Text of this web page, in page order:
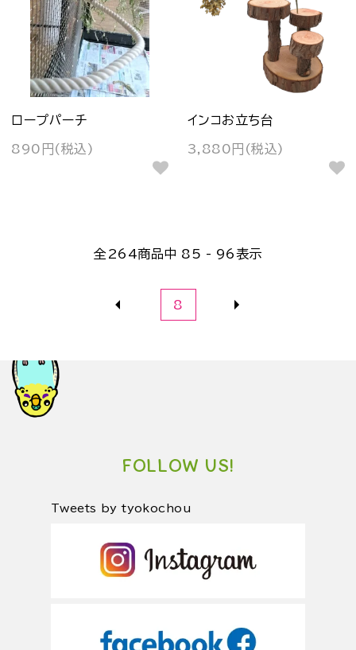
ロープパーチ
890円(税込)
インコお立ち台
3,880円(税込)
全264商品中 85 - 96表示
8
FOLLOW US!
Tweets by tyokochou